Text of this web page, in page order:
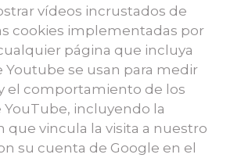
vídeos incrustados de
cookies implementadas por
página que incluya
Youtube se usan para medir
el comportamiento de los
YouTube, incluyendo la
que vincula la visita a nuestro
su cuenta de Google en el